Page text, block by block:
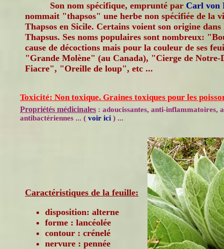
Son nom spécifique, emprunté par Carl von
nommait "thapsos" une herbe non spécifiée de la
Thapsos en Sicile. Certains voient son origine
Thapsus. Ses noms populaires sont nombreux:
cause de décoctions mais pour la couleur de ses
"Grande Molène" (au Canada), "Cierge de
Fiacre", "Oreille de loup", etc ...
Toxicité: Non toxique. Graines toxiques pour les
Propriétés médicinales : adoucissantes, anti-inflammatoires,
antibactériennes ... ( voir ici ) ...
Caractéristiques de la feuille:
disposition: alterne
forme : lancéolée
contour : crénelé
nervure : pennée